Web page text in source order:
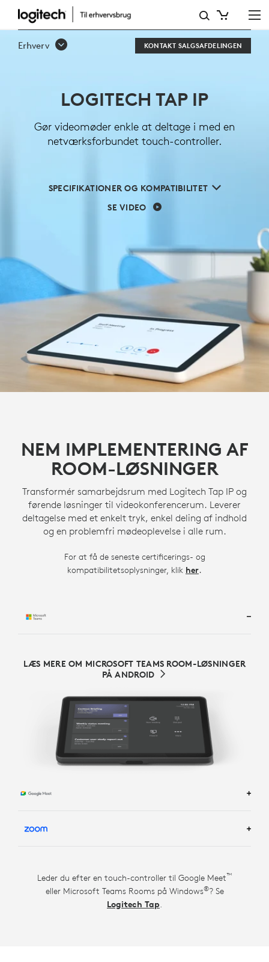
LOGITECH
TAP
Erhverv KONTAKT SALGSAFDELINGEN
LOGITECH TAP IP
Gør videomøder enkle at deltage i med en
netværksforbundet touch-controller.
SPECIFIKATIONER OG KOMPATIBILITET
SE VIDEO
NEM IMPLEMENTERING AF
ROOM-LØSNINGER
Transformér samarbejdsrum med Logitech Tap IP og
førende løsninger til videokonferencerum. Leverer
deltagelse med et enkelt tryk, enkel deling af indhold
og en problemfri mødeoplevelse i alle rum.
For at få de seneste certificerings- og
kompatibilitetsoplysninger, klik her.
LÆS MERE OM MICROSOFT TEAMS ROOM-LØSNINGER
PÅ ANDROID
LÆS MERE OM ZOOM ROOM SOLUTIONS TM
Leder du efter en touch-controller til Google Meet™
eller Microsoft Teams Rooms på Windows®? Se
Logitech Tap.